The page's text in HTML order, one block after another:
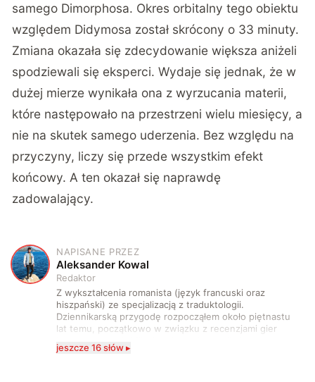
samego Dimorphosa. Okres orbitalny tego obiektu
względem Didymosa został skrócony o 33 minuty.
Zmiana okazała się zdecydowanie większa aniżeli
spodziewali się eksperci. Wydaje się jednak, że w
dużej mierze wynikała ona z wyrzucania materii,
które następowało na przestrzeni wielu miesięcy, a
nie na skutek samego uderzenia. Bez względu na
przyczyny, liczy się przede wszystkim efekt
końcowy. A ten okazał się naprawdę
zadowalający.
A
NAPISANE PRZEZ
Aleksander Kowal
Redaktor
Z wykształcenia romanista (język francuski oraz
hiszpański) ze specjalizacją z traduktologii.
Dziennikarską przygodę rozpocząłem około piętnastu
lat temu, początkowo w związku z recenzjami gier
komputerowych i filmów. Obecnie publikuję
zdecydowanie częściej na tematy związane z nauką
jeszcze 16 słów ▸